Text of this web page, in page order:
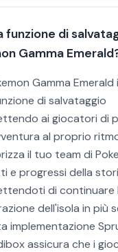
funzione di
Gamma
Gamma Emerald
di salvataggio
ai giocatori di
al proprio
il tuo team di
e progressi della
di continuare
dell'isola in più
implementazione
assicura che i